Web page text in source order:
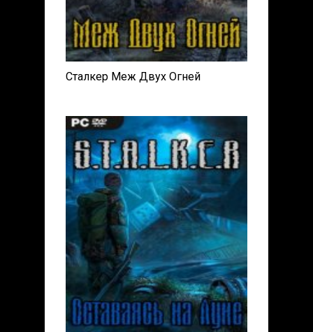
Сталкер Меж Двух Огней